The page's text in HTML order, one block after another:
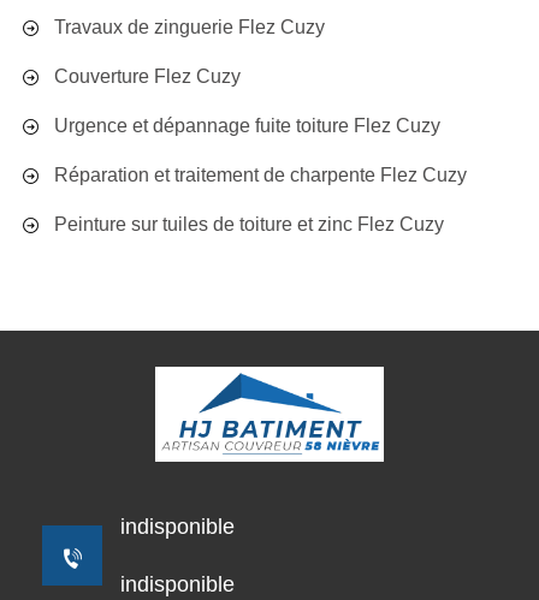
Travaux de zinguerie Flez Cuzy
Couverture Flez Cuzy
Urgence et dépannage fuite toiture Flez Cuzy
Réparation et traitement de charpente Flez Cuzy
Peinture sur tuiles de toiture et zinc Flez Cuzy
indisponible
indisponible